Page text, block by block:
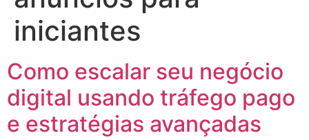
iniciantes
Como escalar seu negócio
digital usando tráfego pago
e estratégias avançadas